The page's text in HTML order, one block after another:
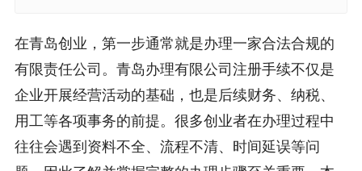
在青岛创业，第一步通常就是办理一家合法合规的
有限责任公司。青岛办理有限公司注册手续不仅是
企业开展经营活动的基础，也是后续财务、纳税、
用工等各项事务的前提。很多创业者在办理过程中
往往会遇到资料不全、流程不清、时间延误等问